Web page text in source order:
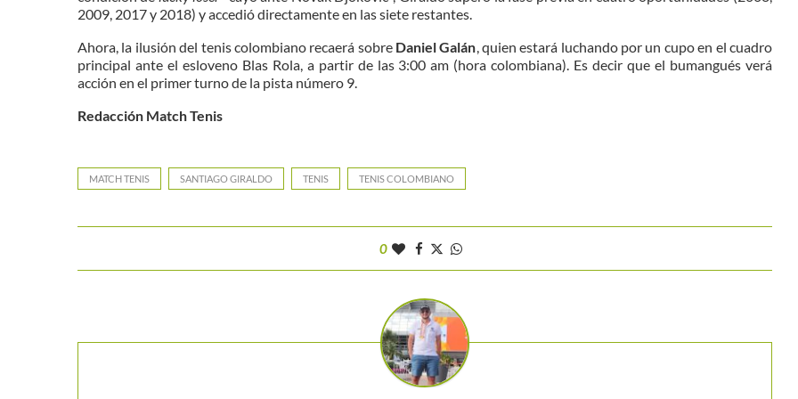
2009, 2017 y 2018) y accedió directamente en las siete restantes.
Ahora, la ilusión del tenis colombiano recaerá sobre Daniel Galán, quien estará luchando por un cupo en el cuadro
principal ante el esloveno Blas Rola, a partir de las 3:00 am (hora colombiana). Es decir que el bumangués verá
acción en el primer turno de la pista número 9.
Redacción Match Tenis
MATCH TENIS SANTIAGO GIRALDO TENIS TENIS COLOMBIANO
0